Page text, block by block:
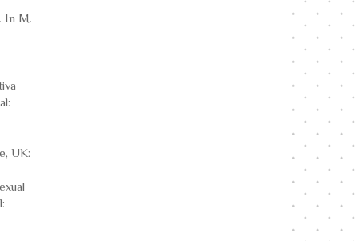
In M.
UK: